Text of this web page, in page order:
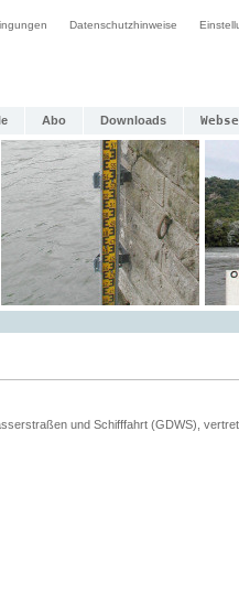
Datenschutzhinweise
Abo Downloads
und Schifffahrt (GDWS),